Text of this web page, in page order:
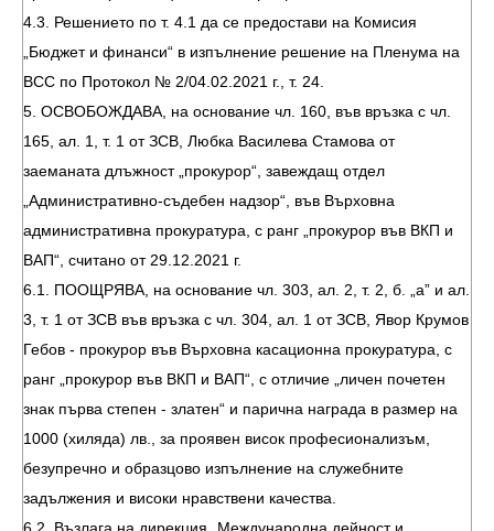
4.3. Решението по т. 4.1 да се предостави на Комисия
„Бюджет и финанси“ в изпълнение решение на Пленума на
ВСС по Протокол № 2/04.02.2021 г., т. 24.
5. ОСВОБОЖДАВА, на основание чл. 160, във връзка с чл.
165, ал. 1, т. 1 от ЗСВ, Любка Василева Стамова от
заеманата длъжност „прокурор“, завеждащ отдел
„Административно-съдебен надзор“, във Върховна
административна прокуратура, с ранг „прокурор във ВКП и
ВАП“, считано от 29.12.2021 г.
6.1. ПООЩРЯВА, на основание чл. 303, ал. 2, т. 2, б. „а” и ал.
3, т. 1 от ЗСВ във връзка с чл. 304, ал. 1 от ЗСВ, Явор Крумов
Гебов - прокурор във Върховна касационна прокуратура, с
ранг „прокурор във ВКП и ВАП“, с отличие „личен почетен
знак първа степен - златен“ и парична награда в размер на
1000 (хиляда) лв., за проявен висок професионализъм,
безупречно и образцово изпълнение на служебните
задължения и високи нравствени качества.